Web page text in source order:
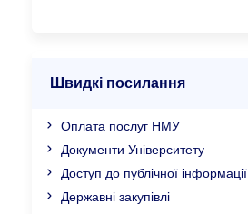
Швидкі посилання
Оплата послуг НМУ
Документи Університету
Доступ до публічної інформації
Державні закупівлі